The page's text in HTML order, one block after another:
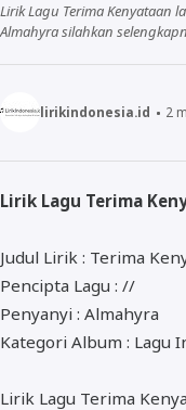
NELA KARISMA
ALMANAR
RELIGI
NISA SABYAN
Lirik Lagu Terima Kenyataan
Almahyra silahkan
lirikindonesia.id 2
Lirik Lagu Terima
Judul Lirik : Terima
Pencipta Lagu : //
Penyanyi : Almahyra
Kategori Album : Lagu
Lirik Lagu Terima